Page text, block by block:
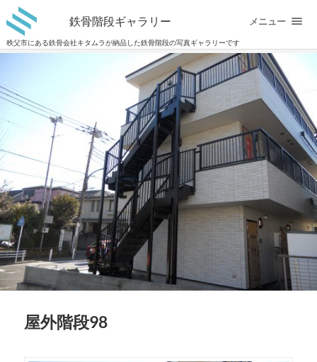
鉄骨階段ギャラリー
秩父市にある鉄骨会社キタムラが納品した鉄骨階段の写真ギャラリーです
メニュー
屋外階段98